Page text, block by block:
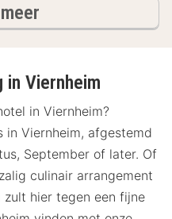
hotels
in Viernheim
in Viernheim?
in Viernheim, afgestemd
September of later. Of
culinair arrangement
hier tegen een fijne